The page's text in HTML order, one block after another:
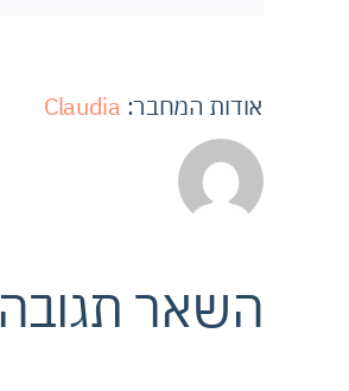
אודות המחבר: Claudia
השאר תגובה